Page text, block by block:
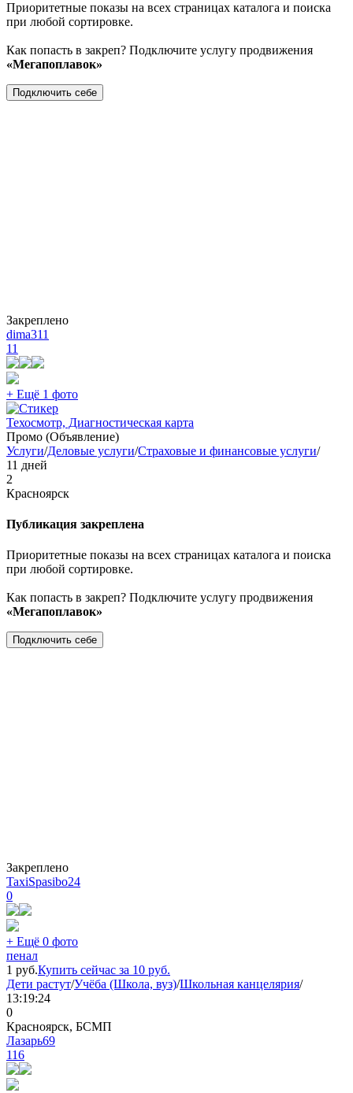
Приоритетные показы на всех страницах каталога и поиска
при любой сортировке.
Как попасть в закреп? Подключите услугу продвижения
«Мегапоплавок»
Подключить себе
Закреплено
dima311
11
+ Ещё 1 фото
Техосмотр, Диагностическая карта
Промо (Объявление)
Услуги/Деловые услуги/Страховые и финансовые услуги/
11 дней
2
Красноярск
Публикация закреплена
Приоритетные показы на всех страницах каталога и поиска
при любой сортировке.
Как попасть в закреп? Подключите услугу продвижения
«Мегапоплавок»
Подключить себе
Закреплено
TaxiSpasibo24
0
+ Ещё 0 фото
пенал
1 руб.Купить сейчас за 10 руб.
Дети растут/Учёба (Школа, вуз)/Школьная канцелярия/
13:19:24
0
Красноярск, БСМП
Лазарь69
116